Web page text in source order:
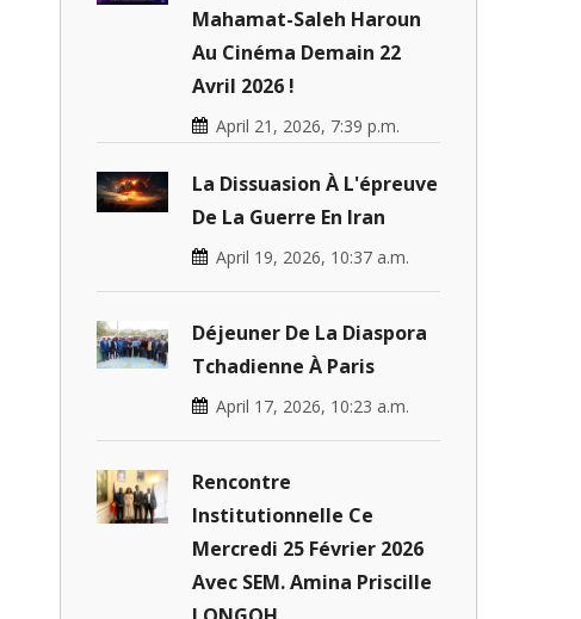
Mahamat-Saleh Haroun
Au Cinéma Demain 22
Avril 2026 !
April 21, 2026, 7:39 p.m.
La Dissuasion À L'épreuve
De La Guerre En Iran
April 19, 2026, 10:37 a.m.
Déjeuner De La Diaspora
Tchadienne À Paris
April 17, 2026, 10:23 a.m.
Rencontre
Institutionnelle Ce
Mercredi 25 Février 2026
Avec SEM. Amina Priscille